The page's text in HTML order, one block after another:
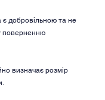
є добровільною та не
поверненню
визначає розмір